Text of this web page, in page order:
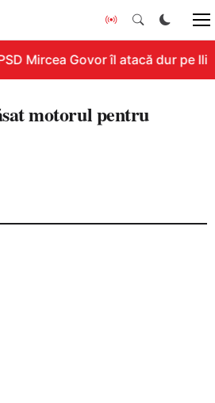
Mircea Govor îl atacă dur pe
motorul pentru